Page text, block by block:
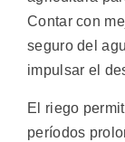
Contar con
seguro del
impulsar el
El riego
períodos